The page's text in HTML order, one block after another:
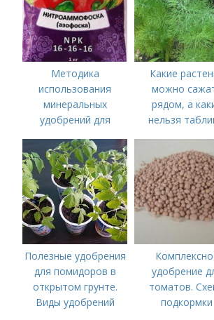
Методика
использования
минеральных
удобрений для
Минеральное
питание
Какие
можно
рядом, а
нельзя
Полезные удобрения
для помидоров в
открытом грунте.
Виды удобрений
удобрение
томатов.
подкормки